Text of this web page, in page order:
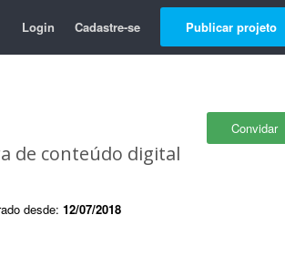
Login Cadastre-se Publicar projeto
Convidar
de conteúdo digital
desde: 12/07/2018